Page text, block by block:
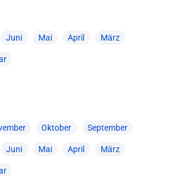
Juni Mai April März
Oktober September
Juni Mai April März